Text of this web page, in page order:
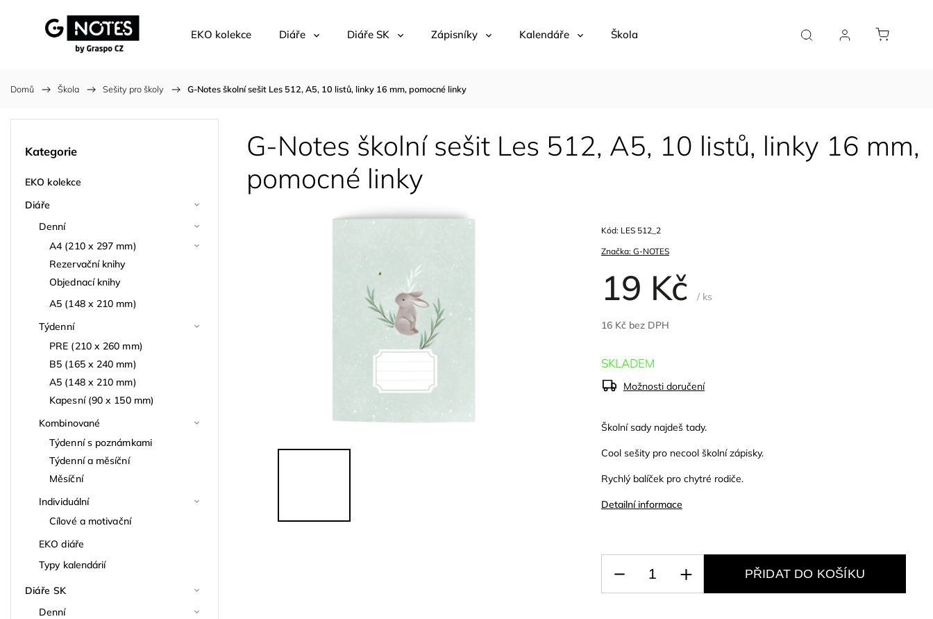
EKO kolekce Diáře Diáře SK Zápisníky Kalendáře Škola Plánovače Pro kavárny
Domů / Škola / Sešity pro školy / G-Notes školní sešit Les 512, A5, 10 listů, linky 16 mm, pomocné linky
Kategorie
EKO kolekce
Diáře
Denní
A4 (210 x 297 mm)
Rezervační knihy
Objednací knihy
A5 (148 x 210 mm)
Týdenní
PRE (210 x 260 mm)
B5 (165 x 240 mm)
A5 (148 x 210 mm)
Kapesní (90 x 150 mm)
Kombinované
Týdenní s poznámkami
Týdenní a měsíční
Měsíční
Individuální
Cílové a motivační
EKO diáře
Typy kalendárií
Diáře SK
Denní
G-Notes školní sešit Les 512, A5, 10 listů, linky 16 mm,
pomocné linky
Značka: G-NOTES
19 Kč / ks
16 Kč bez DPH
Kód: LES 512_2
Školní sady najdeš tady.
Cool sešity pro necool školní zápisky.
Rychlý balíček pro chytré rodiče.
Detailní informace
SKLADEM
Možnosti doručení
PŘIDAT DO KOŠÍKU